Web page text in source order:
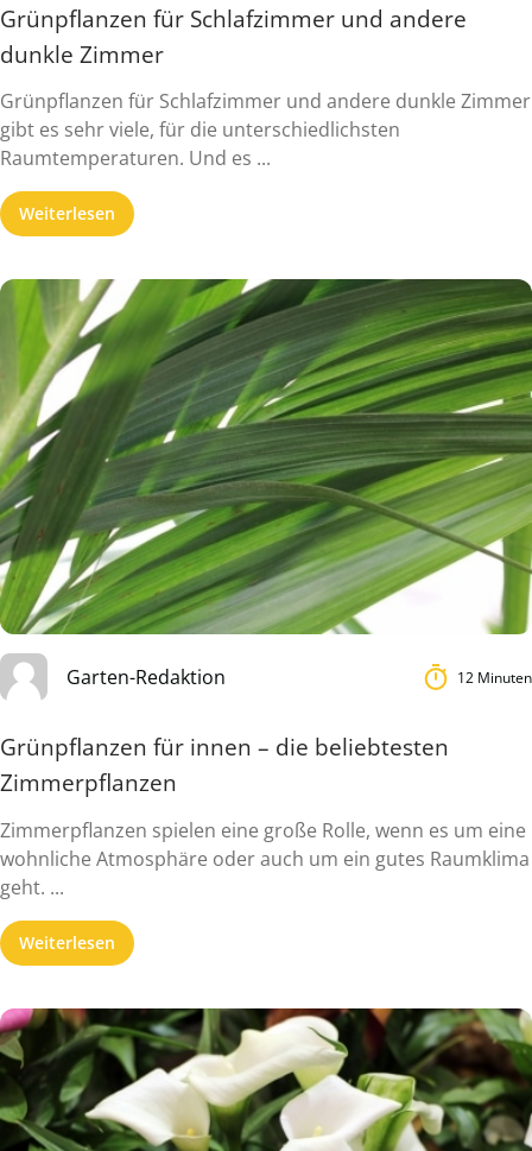
Grünpflanzen für Schlafzimmer und andere
dunkle Zimmer
Grünpflanzen für Schlafzimmer und andere dunkle Zimmer
gibt es sehr viele, für die unterschiedlichsten
Raumtemperaturen. Und es ...
Weiterlesen
Garten-Redaktion 12 Minuten
Grünpflanzen für innen – die beliebtesten
Zimmerpflanzen
Zimmerpflanzen spielen eine große Rolle, wenn es um eine
wohnliche Atmosphäre oder auch um ein gutes Raumklima
geht. ...
Weiterlesen